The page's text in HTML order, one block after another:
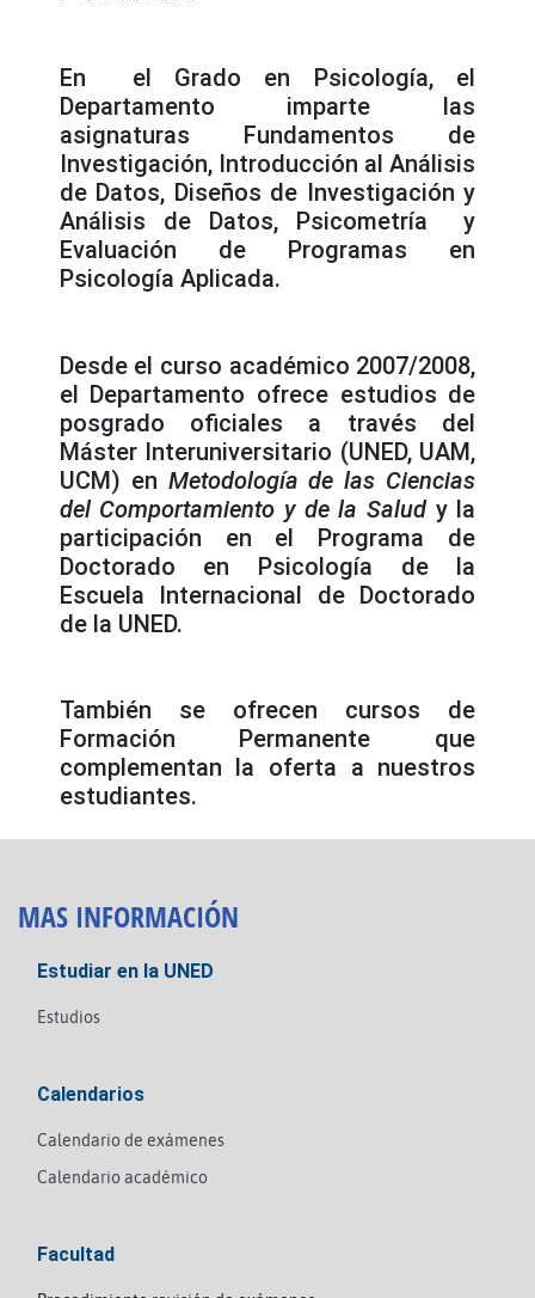
En el Grado en Psicología, el
Departamento imparte las
asignaturas Fundamentos de
Investigación, Introducción al Análisis
de Datos, Diseños de Investigación y
Análisis de Datos, Psicometría y
Evaluación de Programas en
Psicología Aplicada.
Desde el curso académico 2007/2008,
el Departamento ofrece estudios de
posgrado oficiales a través del
Máster Interuniversitario (UNED, UAM,
UCM) en Metodología de las Ciencias
del Comportamiento y de la Salud y la
participación en el Programa de
Doctorado en Psicología de la
Escuela Internacional de Doctorado
de la UNED.
También se ofrecen cursos de
Formación Permanente que
complementan la oferta a nuestros
estudiantes.
MAS INFORMACIÓN
Estudiar en la UNED
Estudios
Calendarios
Calendario de exámenes
Calendario académico
Facultad